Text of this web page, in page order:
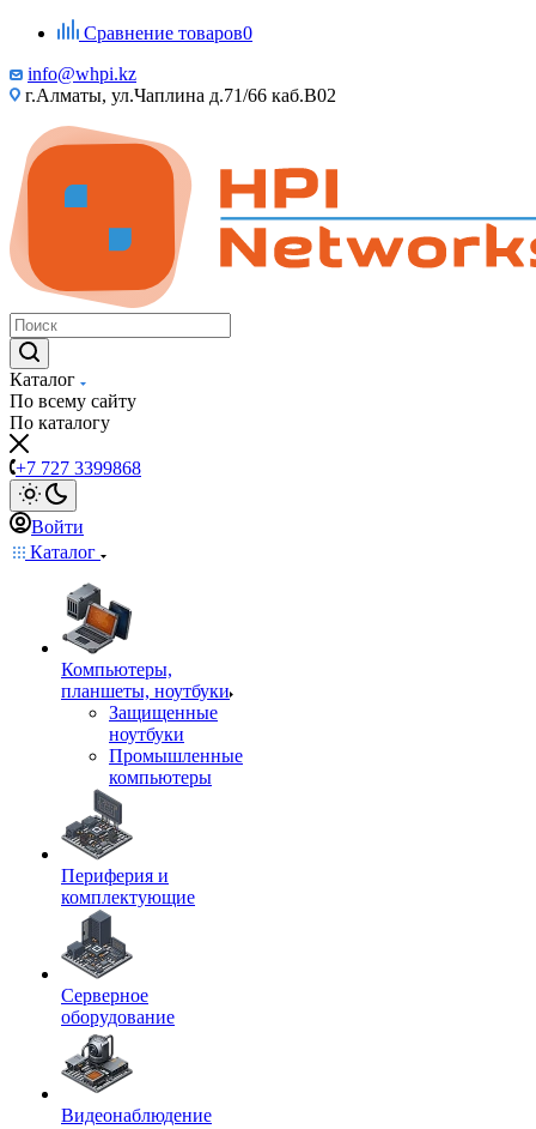
Сравнение товаров0
info@whpi.kz
г.Алматы, ул.Чаплина д.71/66 каб.B02
Каталог
По всему сайту
По каталогу
+7 727 3399868
Войти
Каталог
Компьютеры,
планшеты, ноутбуки
Защищенные
ноутбуки
Промышленные
компьютеры
Периферия и
комплектующие
Серверное
оборудование
Видеонаблюдение